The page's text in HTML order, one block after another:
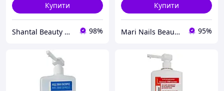
Купити
Shantal Beauty Shop 98%
Купити
Mari Nails Beauty інтернет магазин 95%